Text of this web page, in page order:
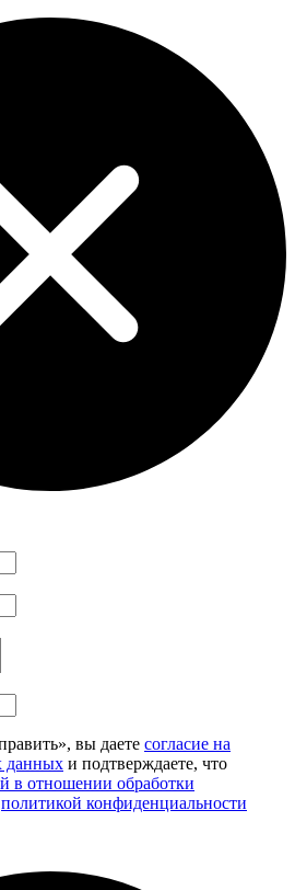
вы даете согласие на
данных и подтверждаете, что
в отношении обработки
политикой конфиденциальности